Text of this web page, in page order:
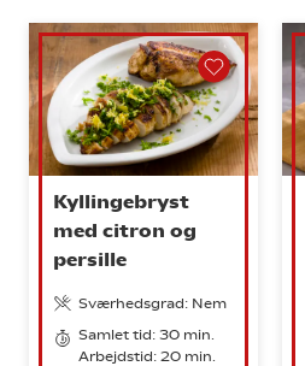
Kyllingebryst
med citron og
persille
Sværhedsgrad: Nem
Samlet tid: 30 min.
Arbejdstid: 20 min.